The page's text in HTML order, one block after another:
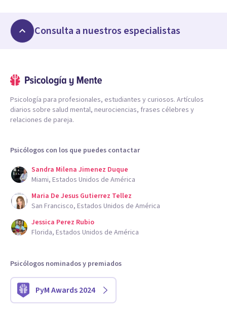
Consulta a nuestros especialistas
Psicología para profesionales, estudiantes y curiosos. Artículos
diarios sobre salud mental, neurociencias, frases célebres y
relaciones de pareja.
Psicólogos con los que puedes contactar
Sandra Milena Jimenez Duque
Miami, Estados Unidos de América
Maria De Jesus Gutierrez Tellez
San Francisco, Estados Unidos de América
Jessica Perez Rubio
Florida, Estados Unidos de América
Psicólogos nominados y premiados
PyM Awards 2024